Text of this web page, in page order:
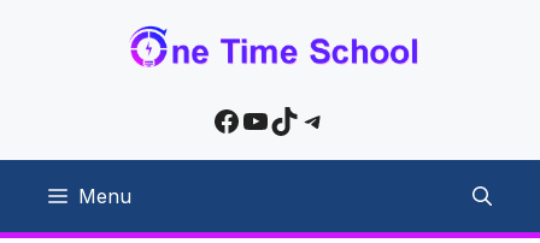
Facebook
YouTube
TikTokTelegram
Menu